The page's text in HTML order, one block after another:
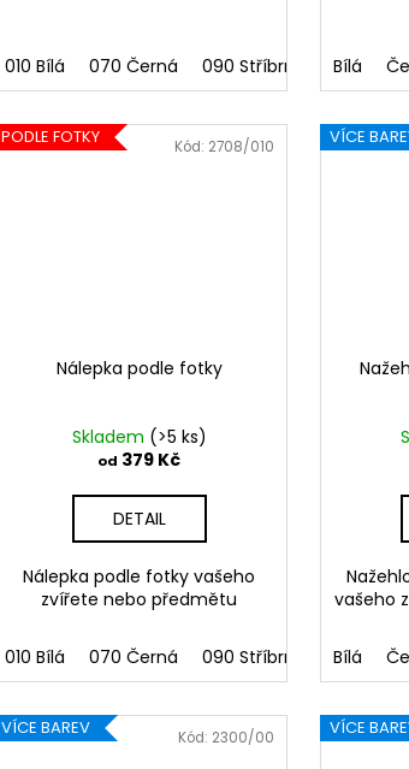
091 Zlatá 032 Červená 041 Růžová 086
010 Bílá 070 Černá 090 Stříbrná 091 Zlatá
Bílá
PODLE FOTKY
Nálepka podle fotky
Skladem (>5 ks)
od 379 Kč
DETAIL
Nálepka podle fotky vašeho
zvířete nebo předmětu
010 Bílá 070 Černá 090 Stříbrná 091 Zlatá
Kód: 2708/010 VÍCE
vašeho
Bílá
VÍCE BAREV Kód: 2300/00 VÍCE